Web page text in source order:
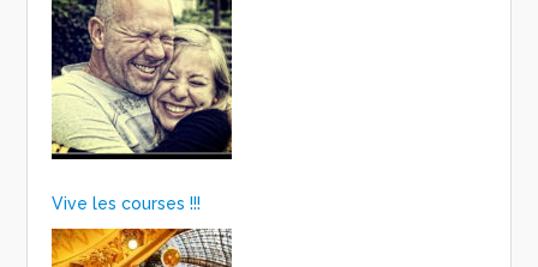
Vive les courses !!!